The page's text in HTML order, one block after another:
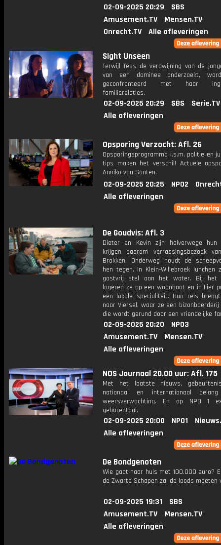
02-09-2025 20:29
SBS
Amusement.TV
Mensen.TV
Onrecht.TV
Alle afleveringen
Sight Unseen
Terwijl Tess de verdwijning van de
van een dominee onderzoekt,
geconfronteerd met haar
familierelaties.
02-09-2025 20:29 SBS
Serie.TV
Alle afleveringen
Opsporing Verzocht: Afl. 26
Opsporingsprogramma i.s.m. politie en
tips maken het verschil! Actuele
Anniko van Santen.
02-09-2025 20:25 NPO2
Alle afleveringen
De Goudvis: Afl. 3
Dieter en Kevin zijn halverwege
krijgen daarom verrassingsbezoek
Brokken. Onderweg houdt de
hen tegen. In Klein-Willebroek lunchen
gastvrij stel aan het water. Bij het
logeren ze op een woonboot en in Lier
een lokale specialiteit. Hun reis
naar Viersel, waar ze een bizonboerderij
die wordt gerund door een vriendelijke
02-09-2025 20:20
NPO3
Amusement.TV
Mensen.TV
Alle afleveringen
NOS Journaal 20.00 uur: Afl. 175
Met het laatste nieuws,
nationaal en internationaal
weersverwachting. En op NPO 1
gebarentaal.
02-09-2025 20:00 NPO1
Alle afleveringen
De Bondgenoten
Wie gaat naar huis met 100.000 euro?
de Zwarte Schapen zal de loods moeten
02-09-2025 19:31
SBS
Amusement.TV
Mensen.TV
Alle afleveringen